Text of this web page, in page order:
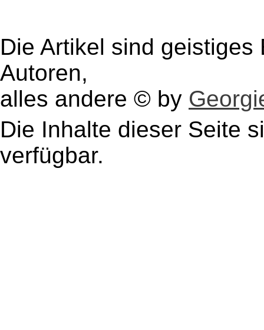
Die Artikel sind
Autoren,
alles andere © by
Die Inhalte dieser Seite
verfügbar.